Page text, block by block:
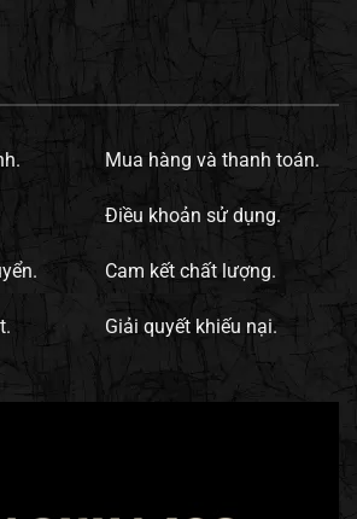
Mua hàng và thanh toán.
Điều khoản sử dụng.
Cam kết chất lượng.
Giải quyết khiếu nại.